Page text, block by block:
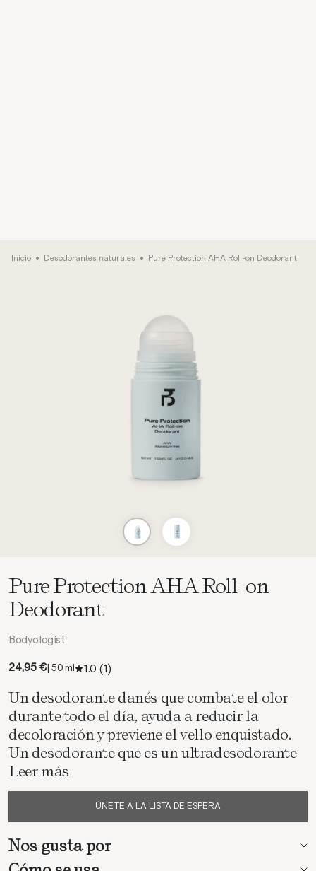
Inicio • Desodorantes naturales • Pure Protection AHA Roll-on Deodorant
Pure Protection AHA Roll-on
Deodorant
Bodyologist
Precio de oferta
24,95 €| 50 ml 1.0 (1)
Un desodorante danés que combate el olor
durante todo el día, ayuda a reducir la
decoloración y previene el vello enquistado.
Un desodorante que es un ultradesodorante
Leer más
ÚNETE A LA LISTA DE ESPERA
Nos gusta por